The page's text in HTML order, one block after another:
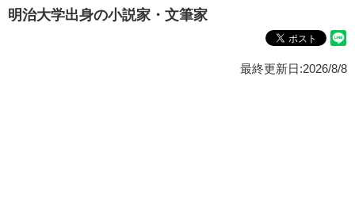
明治大学出身の小説家・文筆家
最終更新日:2026/8/8